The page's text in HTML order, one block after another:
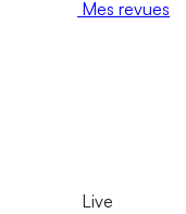
Mes revues
Live